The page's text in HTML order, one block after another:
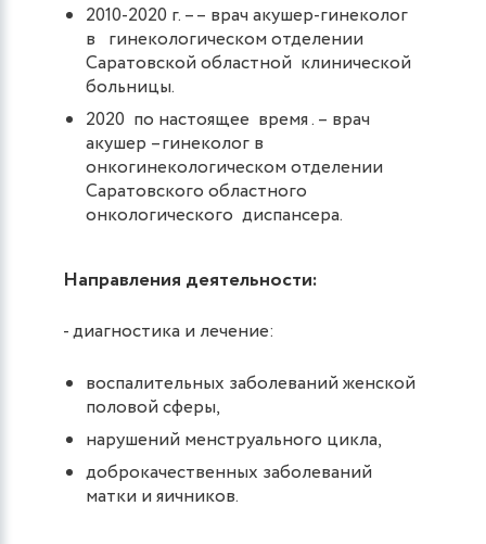
2010-2020 г. –– врач акушер-гинеколог
в гинекологическом отделении
Саратовской областной клинической
больницы.
2020 по настоящее время . – врач
акушер –гинеколог в
онкогинекологическом отделении
Саратовского областного
онкологического диспансера.
Направления деятельности:
- диагностика и лечение:
воспалительных заболеваний женской
половой сферы,
нарушений менструального цикла,
доброкачественных заболеваний
матки и яичников.